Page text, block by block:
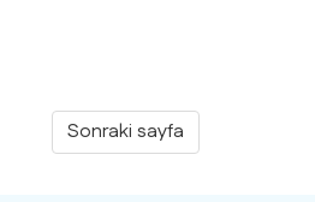
Sonraki sayfa